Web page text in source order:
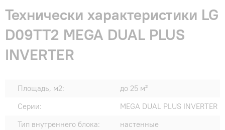
Технически характеристики LG
D09TT2 MEGA DUAL PLUS
INVERTER
Площадь, м2:
до 25 м²
Серии:
MEGA DUAL PLUS INVERTER
Тип внутреннего блока:
настенные